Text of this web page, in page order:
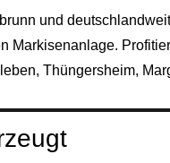
und
Thüngersheim,